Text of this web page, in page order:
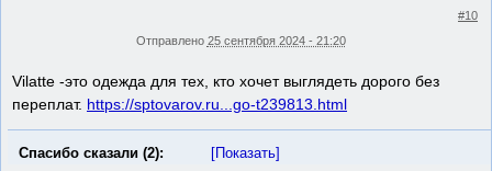
#10
Отправлено 25 сентября 2024 - 21:20
Vilatte -это одежда для тех, кто хочет выглядеть дорого без
переплат. https://sptovarov.ru...go-t239813.html
Спасибо сказали (2): [Показать]